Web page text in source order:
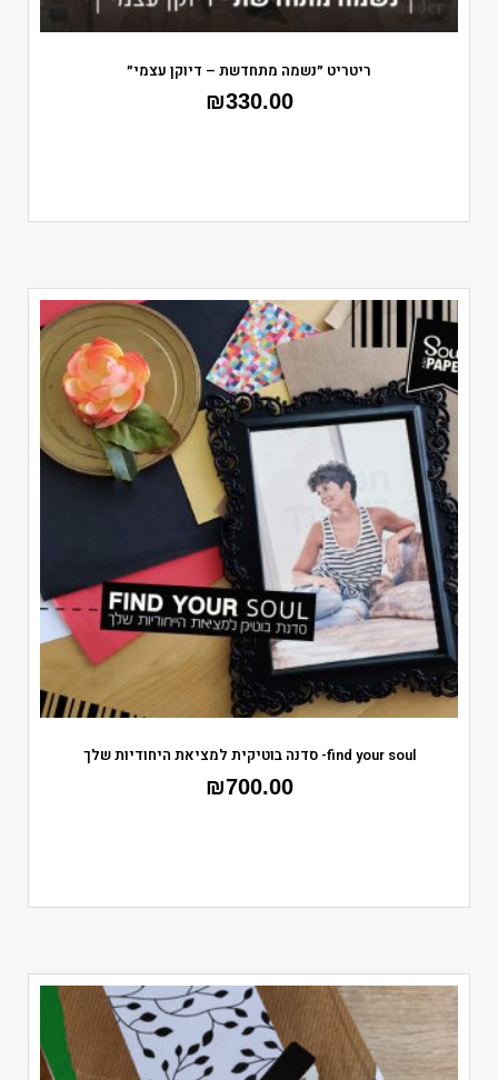
ריטריט ״נשמה מתחדשת – דיוקן עצמי״
₪330.00
find your soul- סדנה בוטיקית למציאת היחודיות שלך
₪700.00